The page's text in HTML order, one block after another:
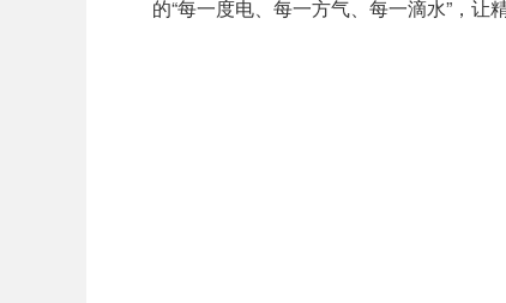
的“每一度电、每一方气、每一滴水”，让